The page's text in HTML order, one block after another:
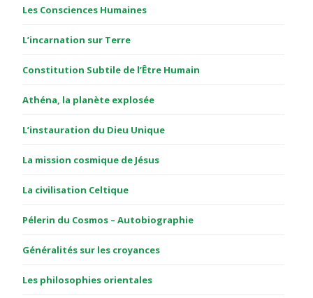
Les Consciences Humaines
L’incarnation sur Terre
Constitution Subtile de l’Être Humain
Athéna, la planète explosée
L’instauration du Dieu Unique
La mission cosmique de Jésus
La civilisation Celtique
Pélerin du Cosmos – Autobiographie
Généralités sur les croyances
Les philosophies orientales